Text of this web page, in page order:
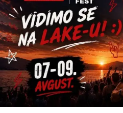
Za sada sebe vidim u
mogao da uskladim obaveze i
Plan je da se prijavim na
HYROX partnerkom Dijanom
ostvarimo plasman na
Koliko ti je bilo važno da, i
karijere, ostaneš aktivan i
motivaciju?